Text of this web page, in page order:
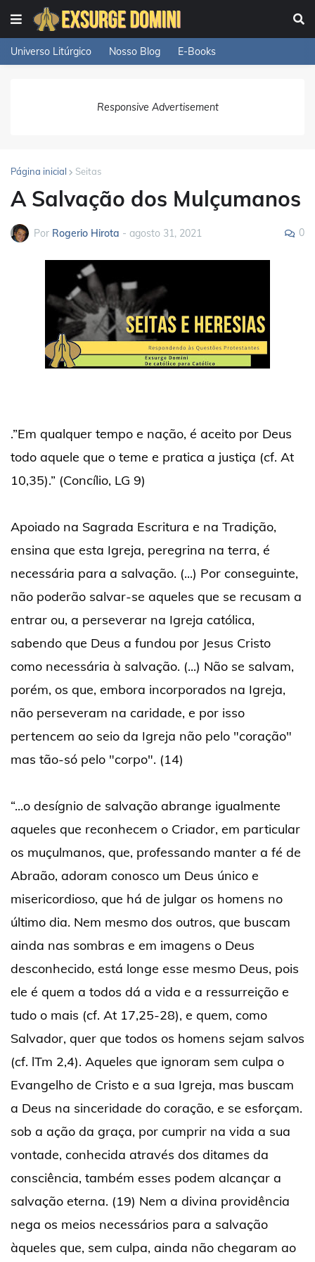
Universo Litúrgico Nosso Blog E-Books
Responsive Advertisement
Página inicial Seitas
A Salvação dos Mulçumanos
Por Rogerio Hirota - agosto 31, 2021 0
.”Em qualquer tempo e nação, é aceito por Deus
todo aquele que o teme e pratica a justiça (cf. At
10,35).” (Concílio, LG 9)
Apoiado na Sagrada Escritura e na Tradição,
ensina que esta Igreja, peregrina na terra, é
necessária para a salvação. (...) Por conseguinte,
não poderão salvar-se aqueles que se recusam a
entrar ou, a perseverar na Igreja católica,
sabendo que Deus a fundou por Jesus Cristo
como necessária à salvação. (...) Não se salvam,
porém, os que, embora incorporados na Igreja,
não perseveram na caridade, e por isso
pertencem ao seio da Igreja não pelo "coração"
mas tão-só pelo "corpo". (14)
“...o desígnio de salvação abrange igualmente
aqueles que reconhecem o Criador, em particular
os muçulmanos, que, professando manter a fé de
Abraão, adoram conosco um Deus único e
misericordioso, que há de julgar os homens no
último dia. Nem mesmo dos outros, que buscam
ainda nas sombras e em imagens o Deus
desconhecido, está longe esse mesmo Deus, pois
ele é quem a todos dá a vida e a ressurreição e
tudo o mais (cf. At 17,25-28), e quem, como
Salvador, quer que todos os homens sejam salvos
(cf. lTm 2,4). Aqueles que ignoram sem culpa o
Evangelho de Cristo e a sua Igreja, mas buscam
a Deus na sinceridade do coração, e se esforçam.
sob a ação da graça, por cumprir na vida a sua
vontade, conhecida através dos ditames da
consciência, também esses podem alcançar a
salvação eterna. (19) Nem a divina providência
nega os meios necessários para a salvação
àqueles que, sem culpa, ainda não chegaram ao